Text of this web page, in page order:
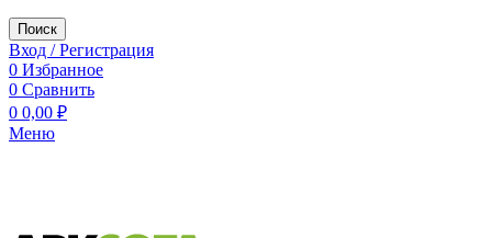
Поиск
Вход / Регистрация
0 Избранное
0 Сравнить
0 0,00 ₽
Меню